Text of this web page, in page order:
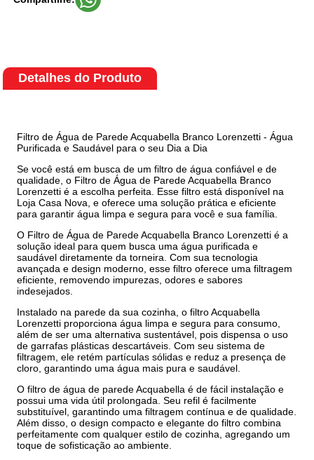
Detalhes do Produto
Filtro de Água de Parede Acquabella Branco Lorenzetti - Água
Purificada e Saudável para o seu Dia a Dia
Se você está em busca de um filtro de água confiável e de
qualidade, o Filtro de Água de Parede Acquabella Branco
Lorenzetti é a escolha perfeita. Esse filtro está disponível na
Loja Casa Nova, e oferece uma solução prática e eficiente
para garantir água limpa e segura para você e sua família.
O Filtro de Água de Parede Acquabella Branco Lorenzetti é a
solução ideal para quem busca uma água purificada e
saudável diretamente da torneira. Com sua tecnologia
avançada e design moderno, esse filtro oferece uma filtragem
eficiente, removendo impurezas, odores e sabores
indesejados.
Instalado na parede da sua cozinha, o filtro Acquabella
Lorenzetti proporciona água limpa e segura para consumo,
além de ser uma alternativa sustentável, pois dispensa o uso
de garrafas plásticas descartáveis. Com seu sistema de
filtragem, ele retém partículas sólidas e reduz a presença de
cloro, garantindo uma água mais pura e saudável.
O filtro de água de parede Acquabella é de fácil instalação e
possui uma vida útil prolongada. Seu refil é facilmente
substituível, garantindo uma filtragem contínua e de qualidade.
Além disso, o design compacto e elegante do filtro combina
perfeitamente com qualquer estilo de cozinha, agregando um
toque de sofisticação ao ambiente.